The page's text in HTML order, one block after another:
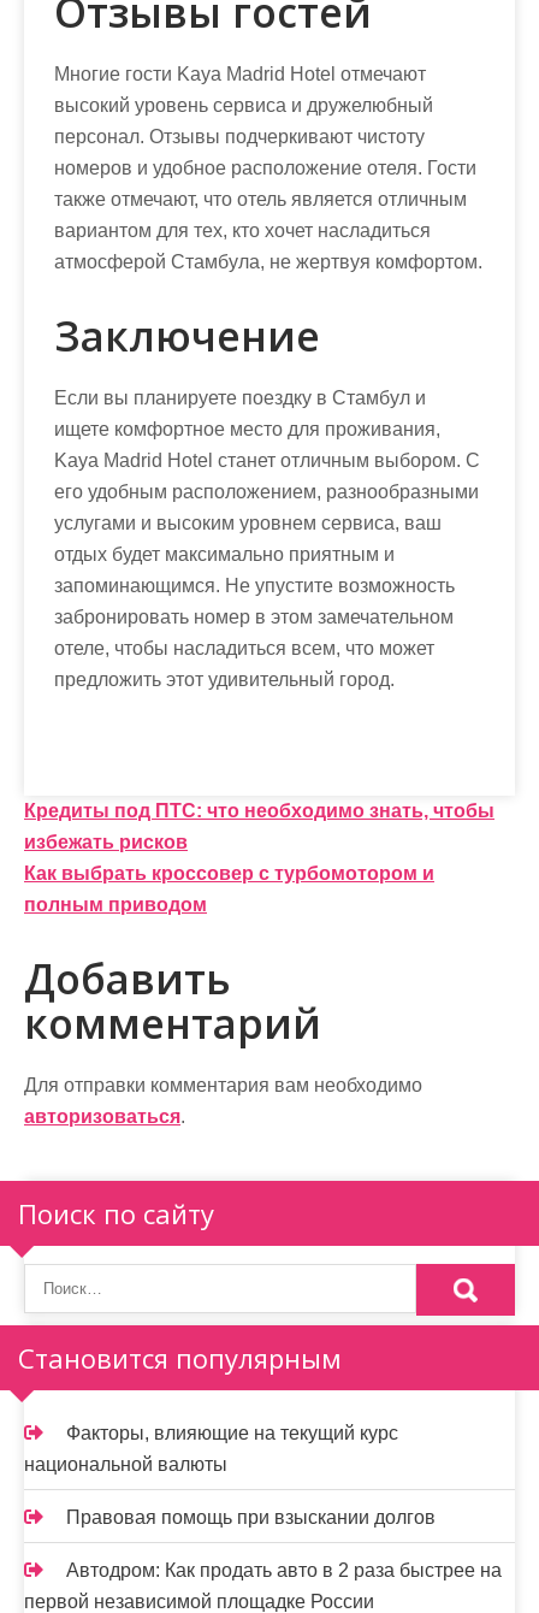
Отзывы гостей
Многие гости Kaya Madrid Hotel отмечают
высокий уровень сервиса и дружелюбный
персонал. Отзывы подчеркивают чистоту
номеров и удобное расположение отеля. Гости
также отмечают, что отель является отличным
вариантом для тех, кто хочет насладиться
атмосферой Стамбула, не жертвуя комфортом.
Заключение
Если вы планируете поездку в Стамбул и
ищете комфортное место для проживания,
Kaya Madrid Hotel станет отличным выбором. С
его удобным расположением, разнообразными
услугами и высоким уровнем сервиса, ваш
отдых будет максимально приятным и
запоминающимся. Не упустите возможность
забронировать номер в этом замечательном
отеле, чтобы насладиться всем, что может
предложить этот удивительный город.
Н
а
в
и
г
а
ц
и
я
п
о
з
а
п
и
с
я
м
Кредиты под ПТС: что необходимо знать, чтобы
избежать рисков
Как выбрать кроссовер с турбомотором и
полным приводом
Добавить
комментарий
Для отправки комментария вам необходимо
авторизоваться.
Поиск по сайту
Становится популярным
Факторы, влияющие на текущий курс
национальной валюты
Правовая помощь при взыскании долгов
Автодром: Как продать авто в 2 раза быстрее на
первой независимой площадке России